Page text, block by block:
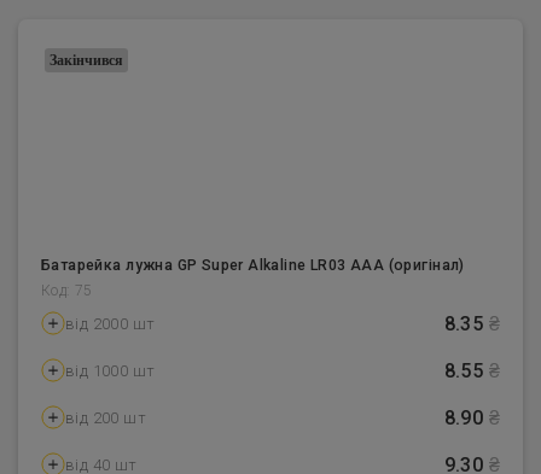
Батарейка лужна GP Super Alkaline LR03 AAA (оригiнал)
Код: 75
від 2000 шт 8.35 ₴
від 1000 шт 8.55 ₴
від 200 шт 8.90 ₴
від 40 шт 9.30 ₴
Закінчився